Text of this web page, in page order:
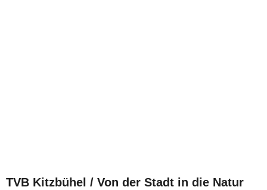
TVB Kitzbühel / Von der Stadt in die Natur